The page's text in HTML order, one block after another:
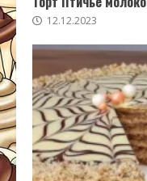
12.12.2023